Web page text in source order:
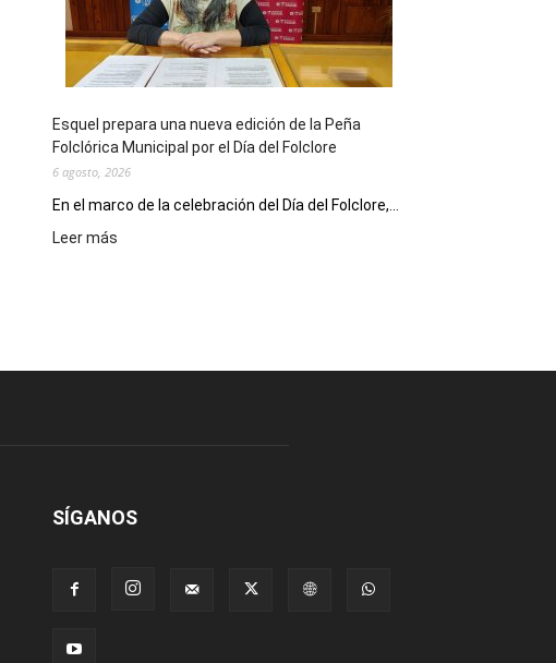
años
con
un
Conversatorio
Escritores
Locales
Esquel prepara una nueva edición de la Peña
Folclórica Municipal por el Día del Folclore
6 agosto, 2026
En el marco de la celebración del Día del Folclore,...
Leer más
de
el
Folclore
SÍGANOS